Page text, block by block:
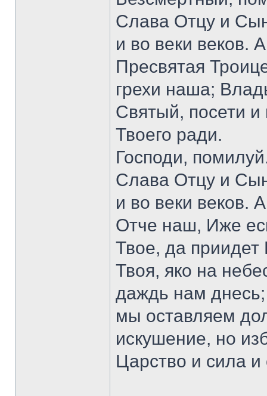
Слава Отцу и
и во веки веков.
Пресвятая
грехи наша;
Святый, посети
Твоего ради.
Господи,
Слава Отцу и
и во веки веков.
Отче наш, Иже
Твое, да приидет
Твоя, яко на
даждь нам
мы оставляем
искушение, но
Царство и сила